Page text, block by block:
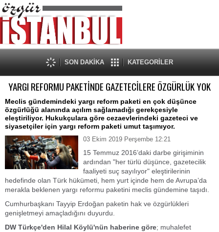
SON DAKİKA KATEGORİLER
YARGI REFORMU PAKETİNDE GAZETECİLERE ÖZGÜRLÜK YOK
Meclis gündemindeki yargı reform paketi en çok düşünce
özgürlüğü alanında açılım sağlamadığı gerekçesiyle
eleştiriliyor. Hukukçulara göre cezaevlerindeki gazeteci ve
siyasetçiler için yargı reform paketi umut taşımıyor.
03 Ekim 2019 Perşembe 12:21
15 Temmuz 2016’daki darbe girişiminin
ardından "her türlü düşünce, gazetecilik
faaliyeti suç sayılıyor" eleştirilerinin
hedefinde olan Türk hükümeti, hem yurt içinde hem de Avrupa’da
merakla beklenen yargı reformu paketini meclis gündemine taşıdı.
Cumhurbaşkanı Tayyip Erdoğan paketin hak ve özgürlükleri
genişletmeyi amaçladığını duyurdu.
DW Türkçe'den Hilal Köylü'nün haberine göre; muhalefet